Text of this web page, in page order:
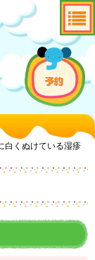
白くぬけている湿疹